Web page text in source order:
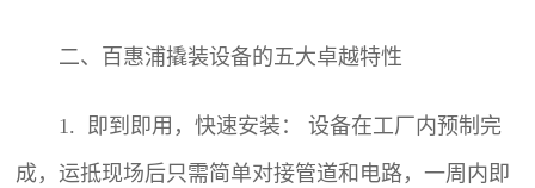
二、百惠浦撬装设备的五大卓越特性
1. 即到即用，快速安装： 设备在工厂内预制完
成，运抵现场后只需简单对接管道和电路，一周内即